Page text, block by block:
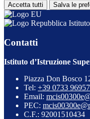
Accetta tutti Salva le
Contatti
Istituto d’Istruzione
Piazza Don Bosco
Tel: +39 0733
Email:
PEC:
C.F.: 92001510434